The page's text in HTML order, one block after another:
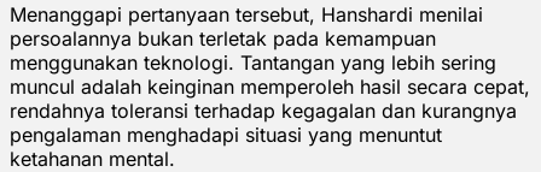
Menanggapi pertanyaan tersebut, Hanshardi menilai
persoalannya bukan terletak pada kemampuan
menggunakan teknologi. Tantangan yang lebih sering
muncul adalah keinginan memperoleh hasil secara cepat,
rendahnya toleransi terhadap kegagalan dan kurangnya
pengalaman menghadapi situasi yang menuntut
ketahanan mental.